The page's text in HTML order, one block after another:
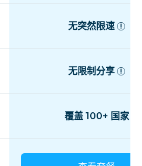
无突然限速
无限制分享
覆盖 100+ 国家